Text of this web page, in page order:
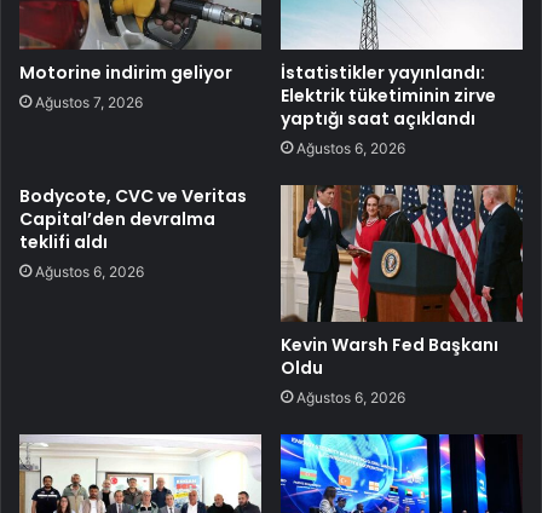
Motorine indirim geliyor
Ağustos 7, 2026
İstatistikler yayınlandı:
Elektrik tüketiminin zirve
yaptığı saat açıklandı
Ağustos 6, 2026
Bodycote, CVC ve Veritas
Capital’den devralma
teklifi aldı
Ağustos 6, 2026
Kevin Warsh Fed Başkanı
Oldu
Ağustos 6, 2026